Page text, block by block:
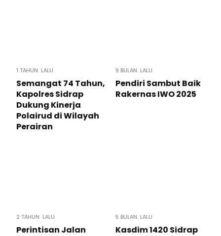
1 TAHUN LALU
Semangat 74 Tahun,
Kapolres Sidrap
Dukung Kinerja
Polairud di Wilayah
Perairan
9 BULAN LALU
Pendiri Sambut Baik
Rakernas IWO 2025
2 TAHUN LALU
Perintisan Jalan
5 BULAN LALU
Kasdim 1420 Sidrap